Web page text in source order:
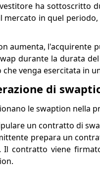
ha sottoscritto
mercato in quel
aumenta, l'acquirente
durante la durata
venga esercitata in
di
le swaption nella
un contratto di
prepara un
Il contratto viene